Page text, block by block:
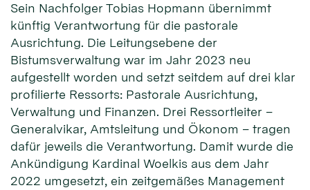
Sein Nachfolger Tobias Hopmann übernimmt
künftig Verantwortung für die pastorale
Ausrichtung. Die Leitungsebene der
Bistumsverwaltung war im Jahr 2023 neu
aufgestellt worden und setzt seitdem auf drei klar
profilierte Ressorts: Pastorale Ausrichtung,
Verwaltung und Finanzen. Drei Ressortleiter –
Generalvikar, Amtsleitung und Ökonom – tragen
dafür jeweils die Verantwortung. Damit wurde die
Ankündigung Kardinal Woelkis aus dem Jahr
2022 umgesetzt, ein zeitgemäßes Management